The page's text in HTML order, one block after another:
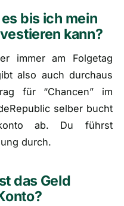
bis ich mein
kann?
immer am Folgetag
also auch durchaus
für “Chancen” im
selber bucht
ab. Du führst
durch.
das Geld